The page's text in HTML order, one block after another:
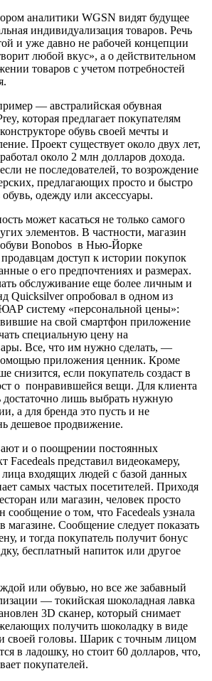
аналитики WGSN видят будущее
индивидуализация товаров. Речь
и уже давно не рабочей концепции
любой вкус», а о действительном
товаров с учетом потребностей
— австралийская обувная
которая предлагает покупателям
обувь своей мечты и
Проект существует около двух лет,
около 2 млн долларов дохода.
не последователей, то возрождение
предлагающих просто и быстро
обувь, одежду или аксессуары.
может касаться не только самого
элементов. В частности, магазин
Bonobos в Нью-Йорке
доступ к истории покупок
о его предпочтениях и размерах.
обслуживание еще более личным и
Quicksilver опробовал в одном из
систему «персональной цены»:
на свой смартфон приложение
специальную цену на
Все, что им нужно сделать, —
приложения ценник. Кроме
снизится, если покупатель создаст в
о понравившейся вещи. Для клиента
достаточно лишь выбрать нужную
а для бренда это пусть и не
дешевое продвижение.
и о поощрении постоянных
Facedeals представил видеокамеру,
лица входящих людей с базой данных
самых частых посетителей. Приходя
или магазин, человек просто
сообщение о том, что Facedeals узнала
магазине. Сообщение следует показать
и тогда покупатель получит бонус
бесплатный напиток или другое
или обувью, но все же забавный
— токийская шоколадная лавка
3D сканер, который снимает
получить шоколадку в виде
своей головы. Шарик с точным лицом
в ладошку, но стоит 60 долларов, что,
покупателей.